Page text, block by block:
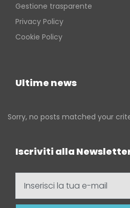
Gestione trasparente
Privacy Policy
Cookie Policy
Ultime news
Sorry, no posts matched your
Iscriviti alla
tua